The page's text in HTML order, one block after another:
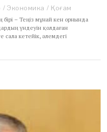
/ Экономика / Қоғам
– Теңіз мұнай кен орнында
үндеуін қолдаған
кетейік, әлемдегі